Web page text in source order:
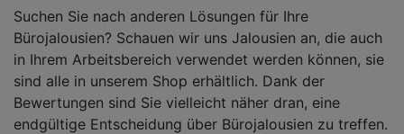
Suchen Sie nach anderen Lösungen für Ihre
Bürojalousien? Schauen wir uns Jalousien an, die auch
in Ihrem Arbeitsbereich verwendet werden können, sie
sind alle in unserem Shop erhältlich. Dank der
Bewertungen sind Sie vielleicht näher dran, eine
endgültige Entscheidung über Bürojalousien zu treffen.